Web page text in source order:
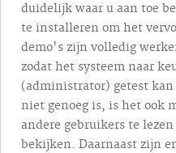
duidelijk waar u aan toe
te installeren om het
demo's zijn volledig
zodat het systeem naar
(administrator) getest
niet genoeg is, is het ook
andere gebruikers te
bekijken. Daarnaast zijn